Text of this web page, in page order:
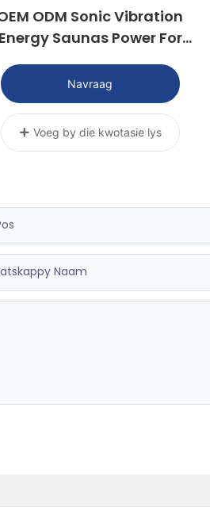
ODM Sonic Vibration
Energy Saunas Power For
Navraag
Voeg by die kwotasie lys
Naam